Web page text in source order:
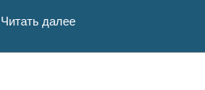
данных по
Читать далее